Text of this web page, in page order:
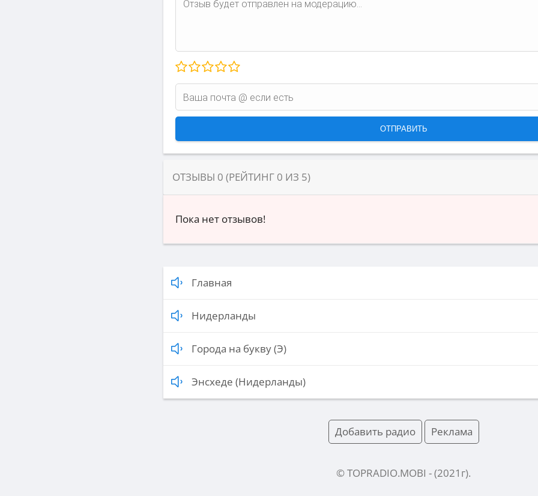
ОТЗЫВЫ 0 (РЕЙТИНГ 0 ИЗ 5)
Пока нет отзывов!
Главная
Нидерланды
Города на букву (Э)
Энсхеде (Нидерланды)
Добавить радио Реклама
© TOPRADIO.MOBI - (2021 г).